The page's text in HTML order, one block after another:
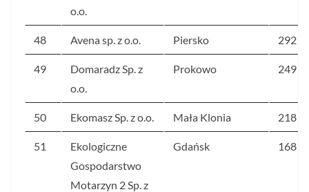
o.o.
48 Avena sp. z o.o. Piersko 292
49
Domaradz Sp. z
o.o.
Prokowo 249
50 Ekomasz Sp. z o.o. Mała Klonia 218
51
Ekologiczne
Gospodarstwo
Motarzyn 2 Sp. z
Gdańsk 168